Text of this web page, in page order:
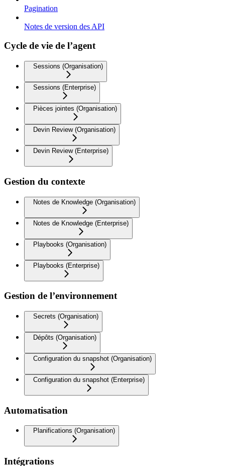
Pagination
Notes de version des API
Cycle de vie de l’agent
Sessions (Organisation)
Sessions (Enterprise)
Pièces jointes (Organisation)
Devin Review (Organisation)
Devin Review (Enterprise)
Gestion du contexte
Notes de Knowledge (Organisation)
Notes de Knowledge (Enterprise)
Playbooks (Organisation)
Playbooks (Enterprise)
Gestion de l’environnement
Secrets (Organisation)
Dépôts (Organisation)
Configuration du snapshot (Organisation)
Configuration du snapshot (Enterprise)
Automatisation
Planifications (Organisation)
Intégrations